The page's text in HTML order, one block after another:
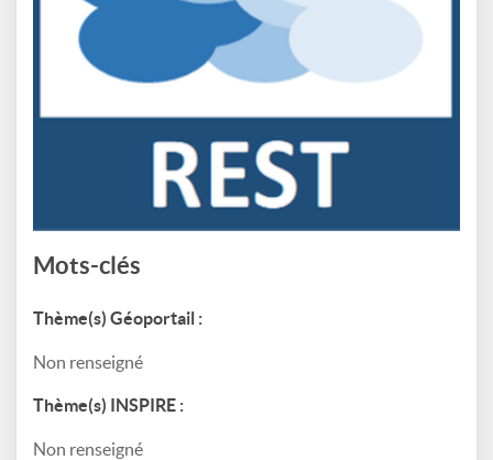
Mots-clés
Thème(s) Géoportail :
Non renseigné
Thème(s) INSPIRE :
Non renseigné